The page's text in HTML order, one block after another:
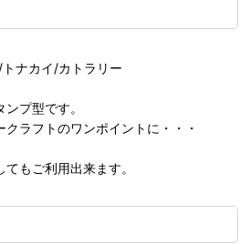
ナカイ/カトラリー
プ型です。
ラフトのワンポイントに・・・
もご利用出来ます。